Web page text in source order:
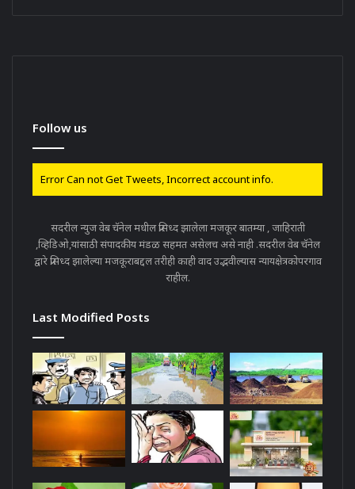
Follow us
Error Can not Get Tweets, Incorrect account info.
सदरील न्युज वेब चॅनेल मधील प्रसिध्द झालेला मजकूर बातम्या , जाहिराती
,व्हिडिओ,यांसाठी संपादकीय मंडळ सहमत असेलच असे नाही .सदरील वेब चॅनेल
द्वारे प्रसिध्द झालेल्या मजकूराबद्दल तरीही काही वाद उद्भवील्यास न्यायक्षेत्रकोपरगाव
राहील.
Last Modified Posts